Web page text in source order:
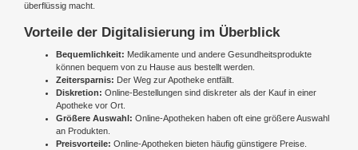
überflüssig macht.
Vorteile der Digitalisierung im Überblick
Bequemlichkeit: Medikamente und andere Gesundheitsprodukte
können bequem von zu Hause aus bestellt werden.
Zeitersparnis: Der Weg zur Apotheke entfällt.
Diskretion: Online-Bestellungen sind diskreter als der Kauf in einer
Apotheke vor Ort.
Größere Auswahl: Online-Apotheken haben oft eine größere Auswahl
an Produkten.
Preisvorteile: Online-Apotheken bieten häufig günstigere Preise.